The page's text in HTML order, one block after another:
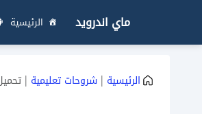
ماي اندرويد الرئيسية
الرئيسية | شروحات تعليمية |